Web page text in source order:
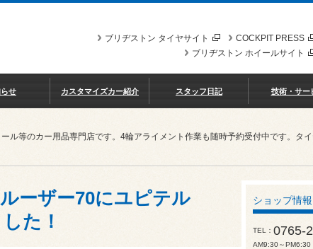
COCKPIT PRESS
ブリヂストン タイヤサイト
ブリヂストン ホイールサイト
せ カスタマイズカー紹介 スタッフ日記 技術・サー
ル等のカー用品専門店です。4輪アライメント作業も随時予約受付中です。タ
ーザー70にユピテル
た！
ショップ情報
TEL 0765-
AM9:30～PM6:30